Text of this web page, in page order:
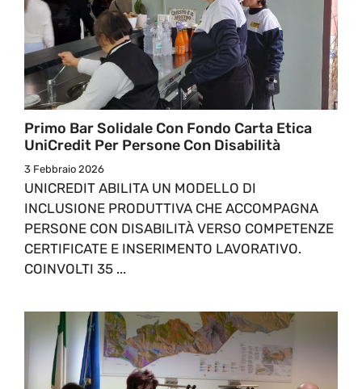
Primo Bar Solidale Con Fondo Carta Etica
UniCredit Per Persone Con Disabilità
3 Febbraio 2026
UNICREDIT ABILITA UN MODELLO DI
INCLUSIONE PRODUTTIVA CHE ACCOMPAGNA
PERSONE CON DISABILITÀ VERSO COMPETENZE
CERTIFICATE E INSERIMENTO LAVORATIVO.
COINVOLTI 35 ...